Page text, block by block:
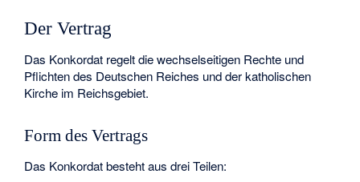
Der Vertrag
Das Konkordat regelt die wechselseitigen Rechte und
Pflichten des Deutschen Reiches und der katholischen
Kirche im Reichsgebiet.
Form des Vertrags
Das Konkordat besteht aus drei Teilen: